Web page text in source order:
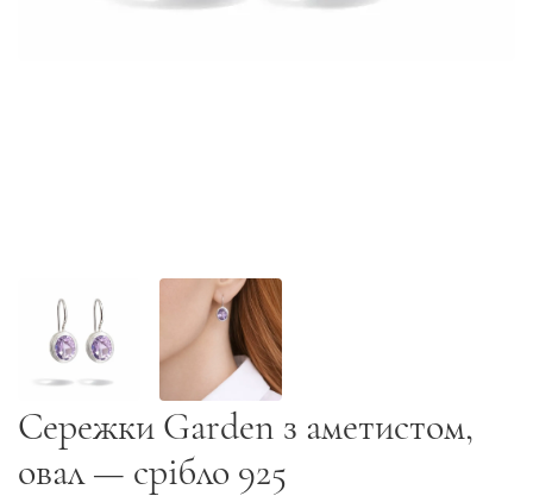
Сережки Garden з аметистом,
овал — срібло 925